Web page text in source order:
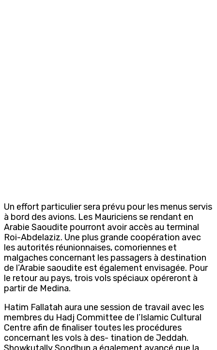
Un effort particulier sera prévu pour les menus servis
à bord des avions. Les Mauriciens se rendant en
Arabie Saoudite pourront avoir accès au terminal
Roi-Abdelaziz. Une plus grande coopération avec
les autorités réunionnaises, comoriennes et
malgaches concernant les passagers à destination
de l’Arabie saoudite est également envisagée. Pour
le retour au pays, trois vols spéciaux opéreront à
partir de Medina.
Hatim Fallatah aura une session de travail avec les
membres du Hadj Committee de l’Islamic Cultural
Centre afin de finaliser toutes les procédures
concernant les vols à des- tination de Jeddah.